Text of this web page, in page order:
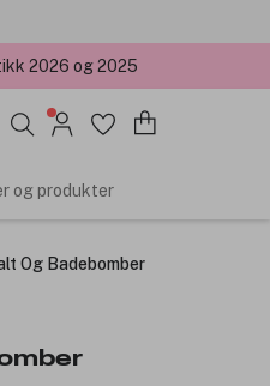
2026 og 2025
og produkter
Og Badebomber